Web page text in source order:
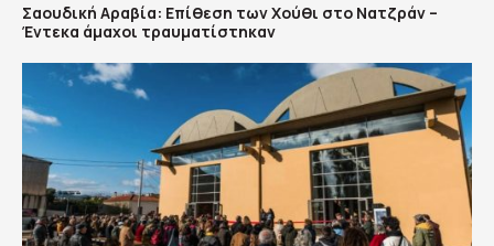
Σαουδική Αραβία: Επίθεση των Χούθι στο Νατζράν –
Έντεκα άμαχοι τραυματίστηκαν